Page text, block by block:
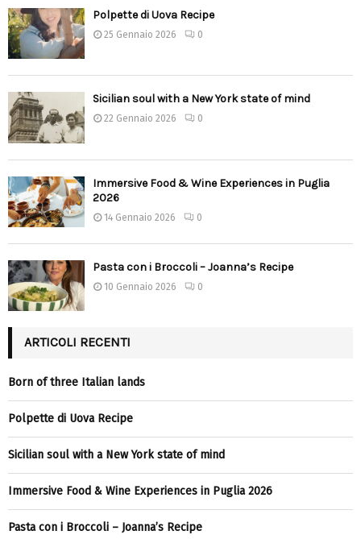
Polpette di Uova Recipe
25 Gennaio 2026 0
Sicilian soul with a New York state of mind
22 Gennaio 2026 0
Immersive Food & Wine Experiences in Puglia
2026
14 Gennaio 2026 0
Pasta con i Broccoli – Joanna’s Recipe
10 Gennaio 2026 0
ARTICOLI RECENTI
Born of three Italian lands
Polpette di Uova Recipe
Sicilian soul with a New York state of mind
Immersive Food & Wine Experiences in Puglia 2026
Pasta con i Broccoli – Joanna’s Recipe